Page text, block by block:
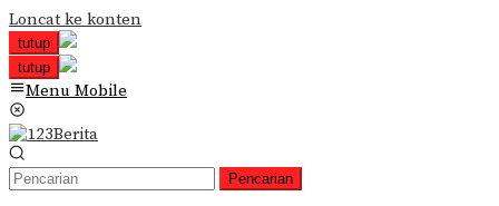
Loncat ke konten
tutup
tutup
Menu Mobile
Pencarian